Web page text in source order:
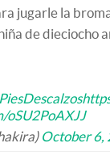
jugarle la
de dieciocho
oSU2PoAXJJ
October 6,